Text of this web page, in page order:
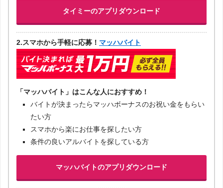
タイミーのアプリダウンロード
2.スマホから手軽に応募！ マッハバイト
「マッハバイト」はこんな人におすすめ！
バイトが決まったらマッハボーナスのお祝い金をもらい
たい方
スマホから楽にお仕事を探したい方
条件の良いアルバイトを探している方
マッハバイトのアプリダウンロード